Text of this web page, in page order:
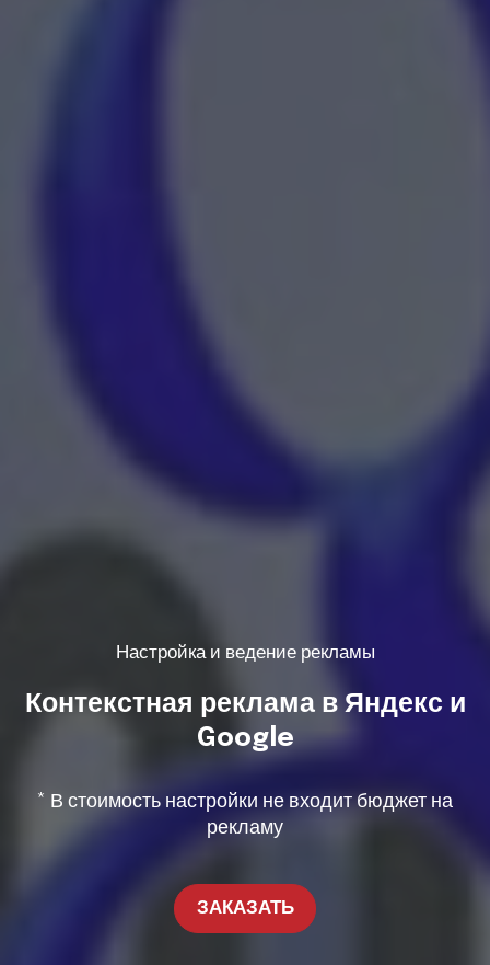
Настройка и ведение рекламы
Контекстная реклама в Яндекс и
Google
* В стоимость настройки не входит бюджет на
рекламу
ЗАКАЗАТЬ